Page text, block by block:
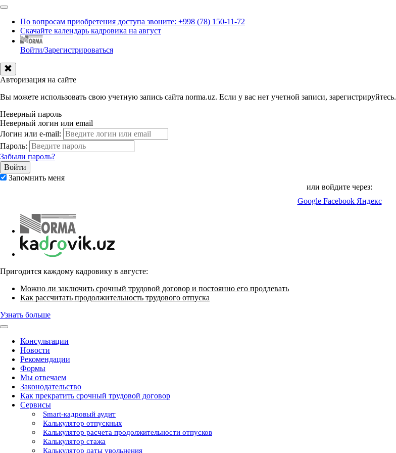
По вопросам приобретения доступа звоните: +998 (78) 150-11-72
Скачайте календарь кадровика на август
Войти/Зарегистрироваться
Авторизация на сайте
Вы можете использовать свою учетную запись сайта norma.uz. Если у вас нет учетной записи, зарегистрируйтесь.
Неверный пароль
Неверный логин или email
Логин или e-mail:
Пароль:
Забыли пароль?
Запомнить меня
или войдите через:
Google Facebook Яндекс
Пригодится каждому кадровику в августе:
Можно ли заключить срочный трудовой договор и постоянно его продлевать
Как рассчитать продолжительность трудового отпуска
Узнать больше
Консультации
Новости
Рекомендации
Формы
Мы отвечаем
Законодательство
Как прекратить срочный трудовой договор
Сервисы
Smart-кадровый аудит
Калькулятор отпускных
Калькулятор расчета продолжительности отпусков
Калькулятор стажа
Калькулятор даты увольнения